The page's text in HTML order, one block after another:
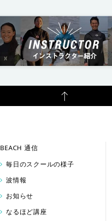
BEACH 通信
毎日のスクールの様子
波情報
お知らせ
なるほど講座